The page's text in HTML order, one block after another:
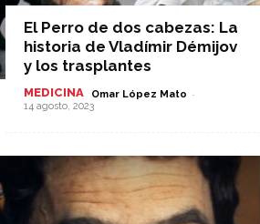
El Perro de dos cabezas: La
historia de Vladímir Démijov
y los trasplantes
MEDICINA Omar López Mato -
14 agosto, 2023